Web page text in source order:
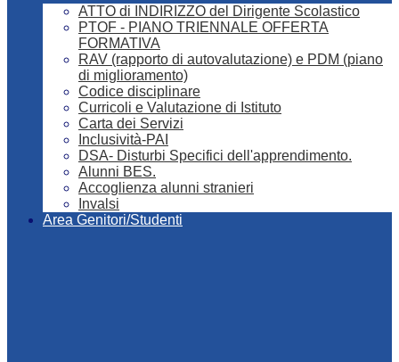
ATTO di INDIRIZZO del Dirigente Scolastico
PTOF - PIANO TRIENNALE OFFERTA
FORMATIVA
RAV (rapporto di autovalutazione) e PDM (piano
di miglioramento)
Codice disciplinare
Curricoli e Valutazione di Istituto
Carta dei Servizi
Inclusività-PAI
DSA- Disturbi Specifici dell'apprendimento.
Alunni BES.
Accoglienza alunni stranieri
Invalsi
Area Genitori/Studenti